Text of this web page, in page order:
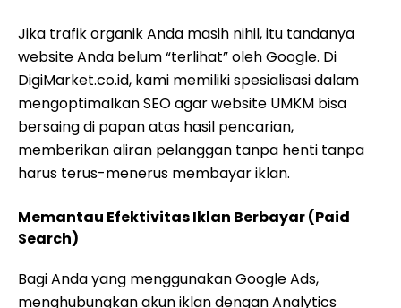
Jika trafik organik Anda masih nihil, itu tandanya
website Anda belum “terlihat” oleh Google. Di
DigiMarket.co.id, kami memiliki spesialisasi dalam
mengoptimalkan SEO agar website UMKM bisa
bersaing di papan atas hasil pencarian,
memberikan aliran pelanggan tanpa henti tanpa
harus terus-menerus membayar iklan.
Memantau Efektivitas Iklan Berbayar (Paid
Search)
Bagi Anda yang menggunakan Google Ads,
menghubungkan akun iklan dengan Analytics